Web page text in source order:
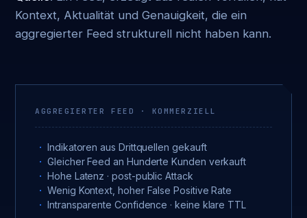
Kontext, Aktualität und Genauigkeit, die ein
aggregierter Feed strukturell nicht haben kann.
AGGREGIERTER FEED · KOMMERZIELL
Indikatoren aus Drittquellen gekauft
Gleicher Feed an Hunderte Kunden verkauft
Hohe Latenz · post-public Attack
Wenig Kontext, hoher False Positive Rate
Intransparente Confidence · keine klare TTL